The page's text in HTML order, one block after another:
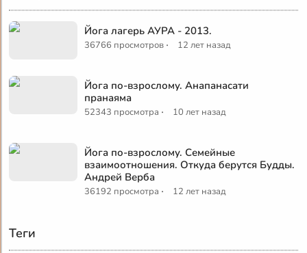
Йога лагерь АУРА - 2013.
36766 просмотров · 12 лет назад
Йога по-взрослому. Анапанасати
пранаяма
52343 просмотра · 10 лет назад
Йога по-взрослому. Семейные
взаимоотношения. Откуда берутся Будды.
Андрей Верба
36192 просмотра · 12 лет назад
Теги